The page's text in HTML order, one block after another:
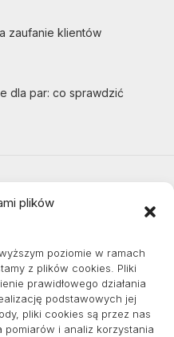
plików
poziomie w ramach
z plików cookies. Pliki
prawidłowego działania
podstawowych jej
pliki cookies są przez nas
i analiz korzystania
zaufanie klientów
dla par: co sprawdzić